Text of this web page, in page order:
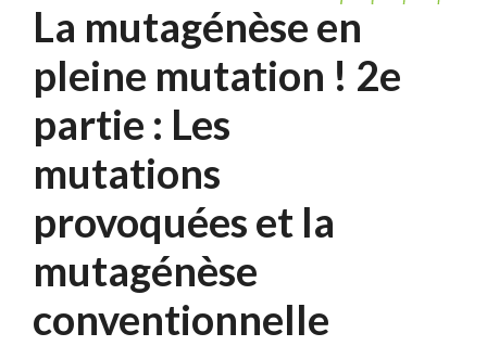
La mutagénèse en
pleine mutation ! 2e
partie : Les
mutations
provoquées et la
mutagénèse
conventionnelle